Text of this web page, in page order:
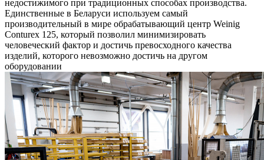
недостижимого при традиционных способах производства.
Единственные в Беларуси используем самый
производительный в мире обрабатывающий центр Weinig
Conturex 125, который позволил минимизировать
человеческий фактор и достичь превосходного качества
изделий, которого невозможно достичь на другом
оборудовании